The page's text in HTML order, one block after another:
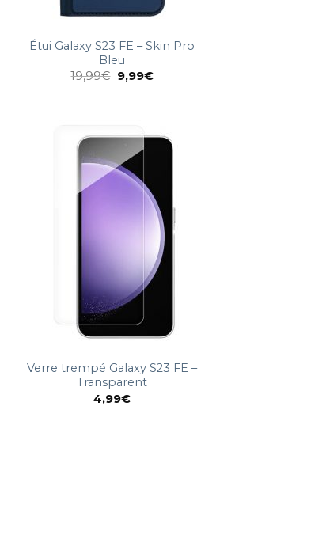
Étui Galaxy S23 FE – Skin Pro
Bleu
19,99€ 9,99€
Verre trempé Galaxy S23 FE –
Transparent
4,99€